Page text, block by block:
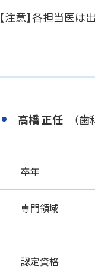
【注意】各担当医
高橋 正任 （
卒年
専門領域
認定資格